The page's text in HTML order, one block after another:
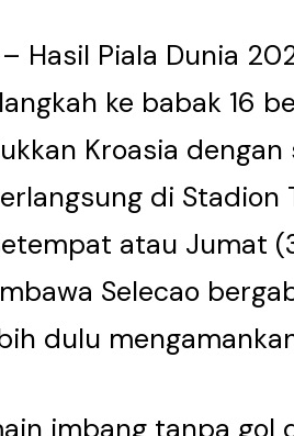
– Hasil Piala Dunia
ke babak 16
Kroasia
di Stadion
atau Jumat
Selecao
dulu